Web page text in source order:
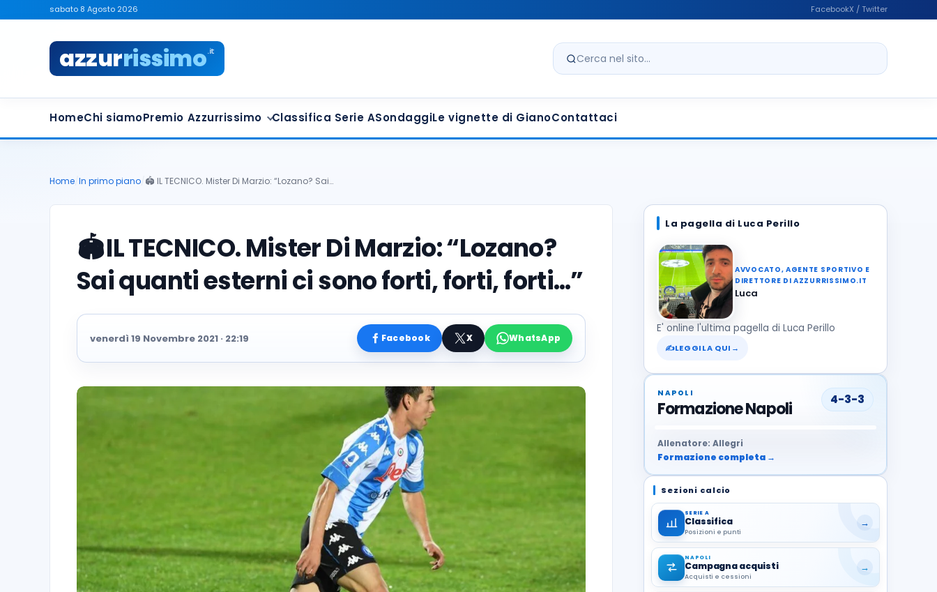
sabato 8 Agosto 2026 FacebookX / Twitter
azzurrissimo.it
Cerca nel sito
HomeChi siamoPremio Azzurrissimo Classifica Serie ASondaggiLe vignette di GianoContattaci
Home In primo piano 🏟 IL TECNICO. Mister Di Marzio: “Lozano? Sai…
🏟IL TECNICO. Mister Di Marzio: “Lozano?
Sai quanti esterni ci sono forti, forti, forti…”
venerdì 19 Novembre 2021 · 22:19 Facebook X WhatsApp
La pagella di Luca Perillo
AVVOCATO, AGENTE SPORTIVO E
DIRETTORE DI AZZURRISSIMO.IT
Luca
E' online l'ultima pagella di Luca Perillo
✍LEGGILA QUI →
NAPOLI
Formazione Napoli 4-3-3
Allenatore: Allegri
Formazione completa →
Sezioni calcio
SERIE A
Classifica
Posizioni e punti
→
NAPOLI
Campagna acquisti
Acquisti e cessioni
→